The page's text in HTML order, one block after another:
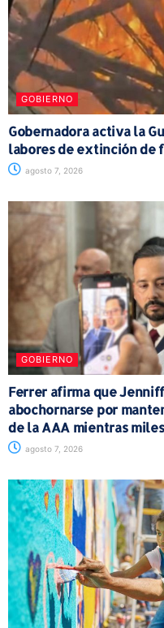
GOBIERNO
Gobernadora activa la
labores de extinción de
agosto 7, 2026
GOBIERNO
Ferrer afirma que
abochornarse por
de la AAA mientras
agosto 7, 2026